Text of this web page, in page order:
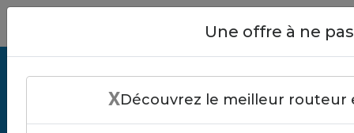
Quel Est Meilleur Logiciel Photo
Mac - Automatisation Newsletter
Serveur-Emailing
Close
Une offre à ne
XDécouvrez le meilleur routeur